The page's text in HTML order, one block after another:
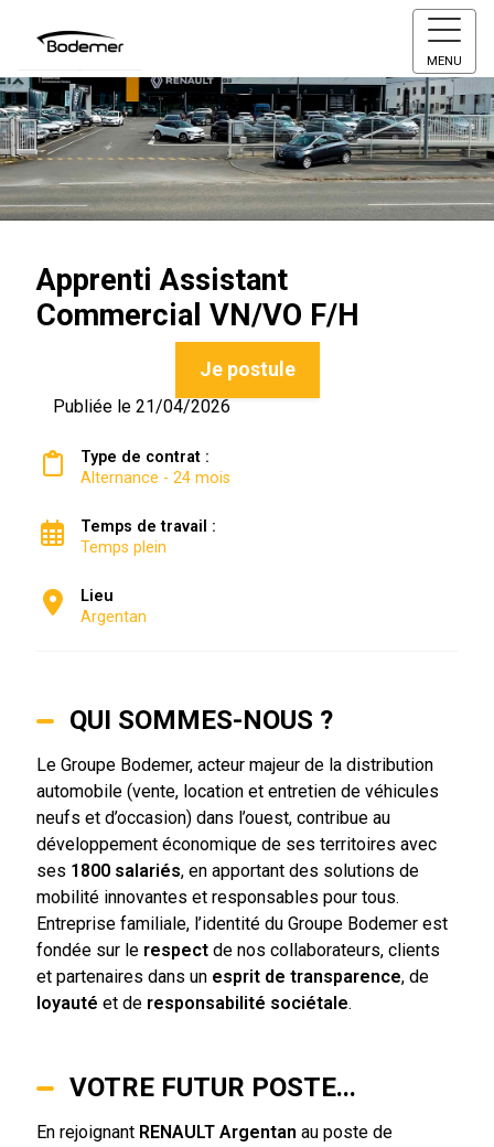
MENU
Apprenti Assistant
Commercial VN/VO F/H
Je postule
Publiée le 21/04/2026
Type de contrat :
Alternance - 24 mois
Temps de travail :
Temps plein
Lieu
Argentan
QUI SOMMES-NOUS ?
Le Groupe Bodemer, acteur majeur de la distribution
automobile (vente, location et entretien de véhicules
neufs et d’occasion) dans l’ouest, contribue au
développement économique de ses territoires avec
ses 1800 salariés, en apportant des solutions de
mobilité innovantes et responsables pour tous.
Entreprise familiale, l’identité du Groupe Bodemer est
fondée sur le respect de nos collaborateurs, clients
et partenaires dans unesprit de transparence, de
loyauté et de responsabilité sociétale.
VOTRE FUTUR POSTE...
En rejoignantRENAULT Argentan au poste de